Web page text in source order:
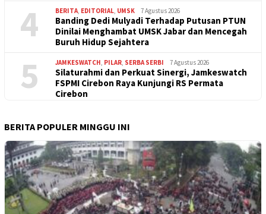
4 BERITA EDITORIAL UMSK 7 Agustus 2026
Banding Dedi Mulyadi Terhadap Putusan PTUN
Dinilai Menghambat UMSK Jabar dan Mencegah
Buruh Hidup Sejahtera
5 JAMKESWATCH PILAR SERBA SERBI 7 Agustus 2026
Silaturahmi dan Perkuat Sinergi, Jamkeswatch
FSPMI Cirebon Raya Kunjungi RS Permata
Cirebon
BERITA POPULER MINGGU INI